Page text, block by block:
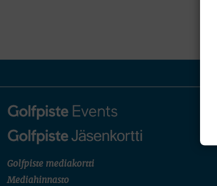
Golfpiste mediakortti
Mediahinnasto